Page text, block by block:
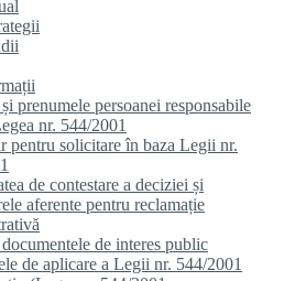
prenumele persoanei responsabile
nr. 544/2001
pentru solicitare în baza Legii nr.
de contestare a deciziei și
aferente pentru reclamație
de interes public
de aplicare a Legii nr. 544/2001